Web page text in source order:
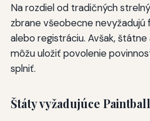
Na rozdiel od tradičných
zbrane všeobecne nevyžadujú
alebo registráciu. Avšak,
môžu uložiť povolenie
splniť.
Štáty vyžadujúce